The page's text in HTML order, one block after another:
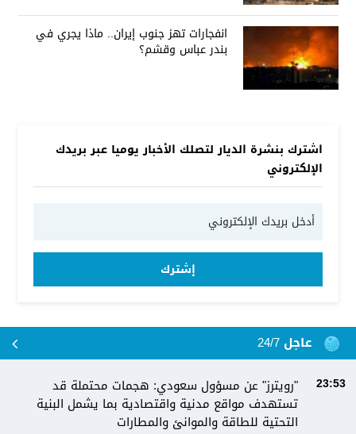
انفجارات تهز جنوب إيران.. ماذا يجري في
بندر عباس وقشم؟
اشترك بنشرة الديار لتصلك الأخبار يوميا عبر بريدك
الإلكتروني
إشترك
عاجل 24/7
23:53
"رويترز" عن مسؤول سعودي: هجمات محتملة قد
تستهدف مواقع مدنية واقتصادية بما يشمل البنية
التحتية للطاقة والموانئ والمطارات